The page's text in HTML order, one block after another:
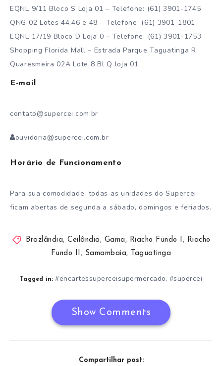
EQNL 9/11 Bloco S Loja 01 – Telefone: (61) 3901-1745
QNG 02 Lotes 44,46 e 48 – Telefone: (61) 3901-1801
EQNL 17/19 Bloco D Loja 0 – Telefone: (61) 3901-1753
Shopping Florida Mall – Estrada Parque Taguatinga R.
Quaresmeira 02A Lote 8 Bl Q loja 01
E-mail
contato@supercei.com.br
ouvidoria@supercei.com.br
Horário de Funcionamento
Para sua comodidade, todas as unidades do Supercei
ficam abertas de segunda a sábado, domingos e feriados.
Brazlândia, Ceilândia , Gama , Riacho Fundo I , Riacho
Fundo II , Samambaia, Taguatinga
Tagged in: #encartessuperceisupermercado, #supercei
Show Comments
Compartilhar post: